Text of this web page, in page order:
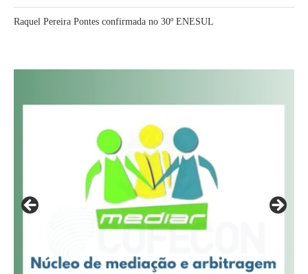
Raquel Pereira Pontes confirmada no 30º ENESUL